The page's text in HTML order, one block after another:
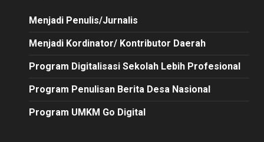
Menjadi Penulis/Jurnalis
Menjadi Kordinator/ Kontributor Daerah
Program Digitalisasi Sekolah Lebih Profesional
Program Penulisan Berita Desa Nasional
Program UMKM Go Digital